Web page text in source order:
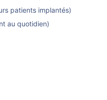
patients implantés)
au quotidien)